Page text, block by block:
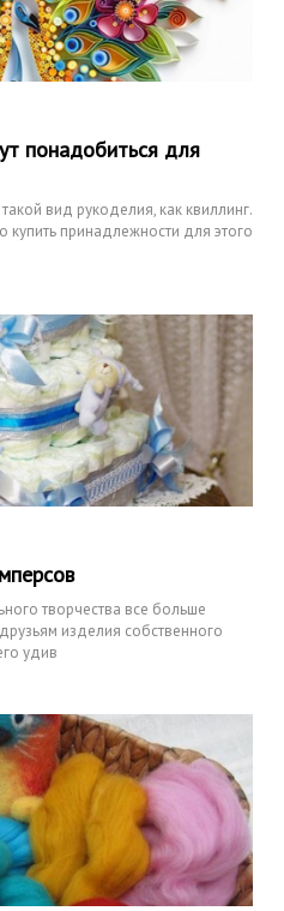
понадобиться для
вид рукоделия, как квиллинг.
купить принадлежности для этого
творчества все больше
изделия собственного
удив